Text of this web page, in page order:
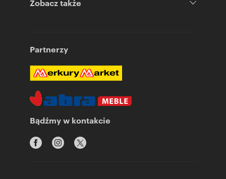
Zobacz także
Partnerzy
Bądźmy w kontakcie